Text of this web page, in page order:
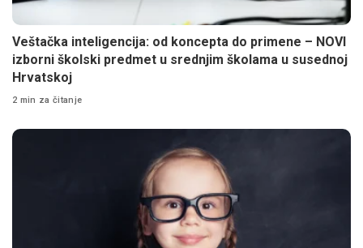
Veštačka inteligencija: od koncepta do primene – NOVI
izborni školski predmet u srednjim školama u susednoj
Hrvatskoj
2 min za čitanje